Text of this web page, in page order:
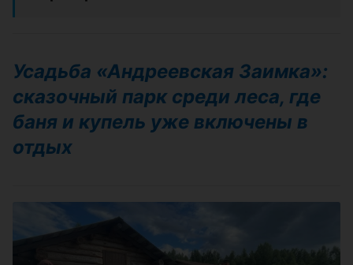
Усадьба «Андреевская Заимка»:
сказочный парк среди леса, где
баня и купель уже включены в
отдых